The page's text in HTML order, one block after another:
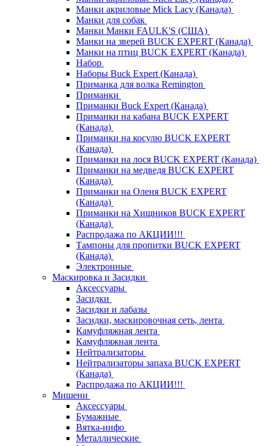
Манки акриловые Mick Lacy (Канада)
Манки для собак
Манки Манки FAULK'S (США)
Манки на зверей BUCK EXPERT (Канада)
Манки на птиц BUCK EXPERT (Канада)
Набор
Наборы Buck Expert (Канада)
Приманка для волка Remington
Приманки
Приманки Buck Expert (Канада)
Приманки на кабана BUCK EXPERT
(Канада)
Приманки на косулю BUCK EXPERT
(Канада)
Приманки на лося BUCK EXPERT (Канада)
Приманки на медведя BUCK EXPERT
(Канада)
Приманки на Оленя BUCK EXPERT
(Канада)
Приманки на Хищников BUCK EXPERT
(Канада)
Распродажа по АКЦИИ!!!
Тампоны для пропитки BUCK EXPERT
(Канада)
Электронные
Маскировка и Засидки
Аксессуары
Засидки
Засидки и лабазы
Засидки, маскировочная сеть, лента
Камуфляжная лента
Камуфляжная лента
Нейтрализаторы
Нейтрализаторы запаха BUCK EXPERT
(Канада)
Распродажа по АКЦИИ!!!
Мишени
Аксессуары
Бумажные
Вятка-инфо
Металлические